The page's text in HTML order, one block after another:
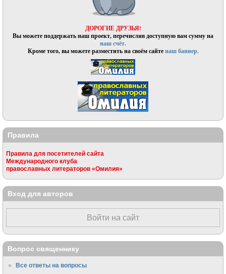
ДОРОГИЕ ДРУЗЬЯ!
Вы можете поддержать наш проект, перечислив доступную вам сумму на
наш счёт.
Кроме того, вы можете разместить на своём сайтенаш баннер.
Правила
Правила для посетителей сайта
Международного клуба
православных литераторов «Омилия»
Вход для авторов
Войти на сайт
Вопрос священнику
Все ответы на вопросы